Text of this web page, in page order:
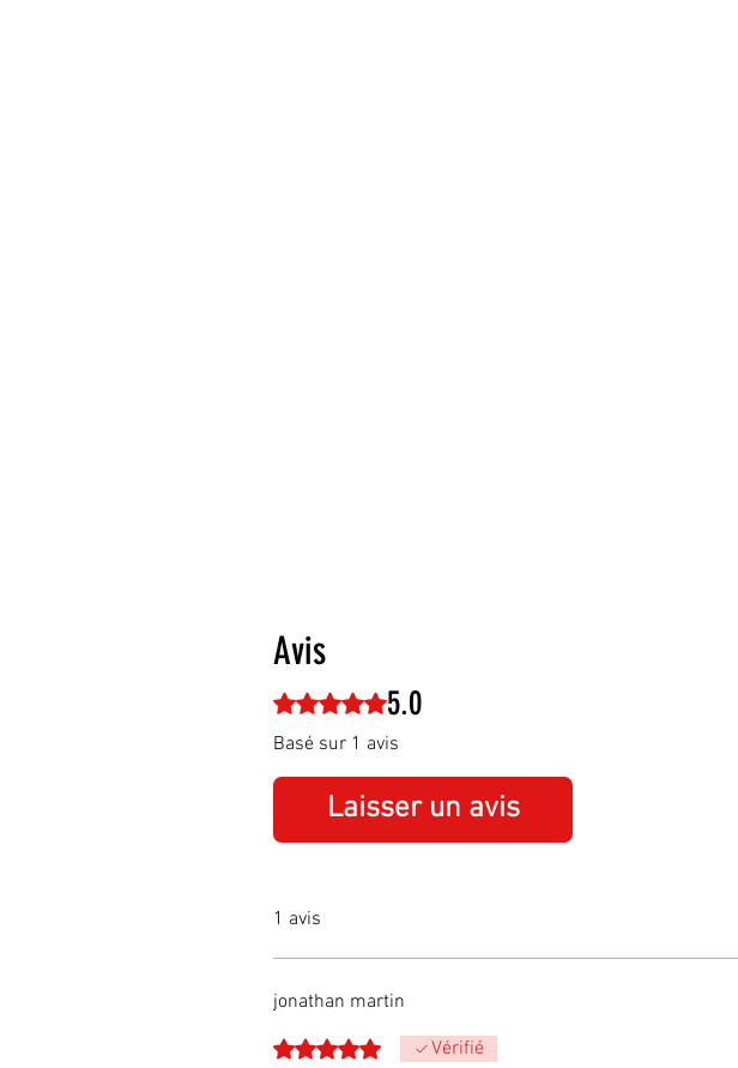
Avis
Noté 5 sur 5. 5.0
Basé sur 1 avis
Laisser un avis
1 avis
jonathan martin
Noté 5 sur 5.
Vérifié